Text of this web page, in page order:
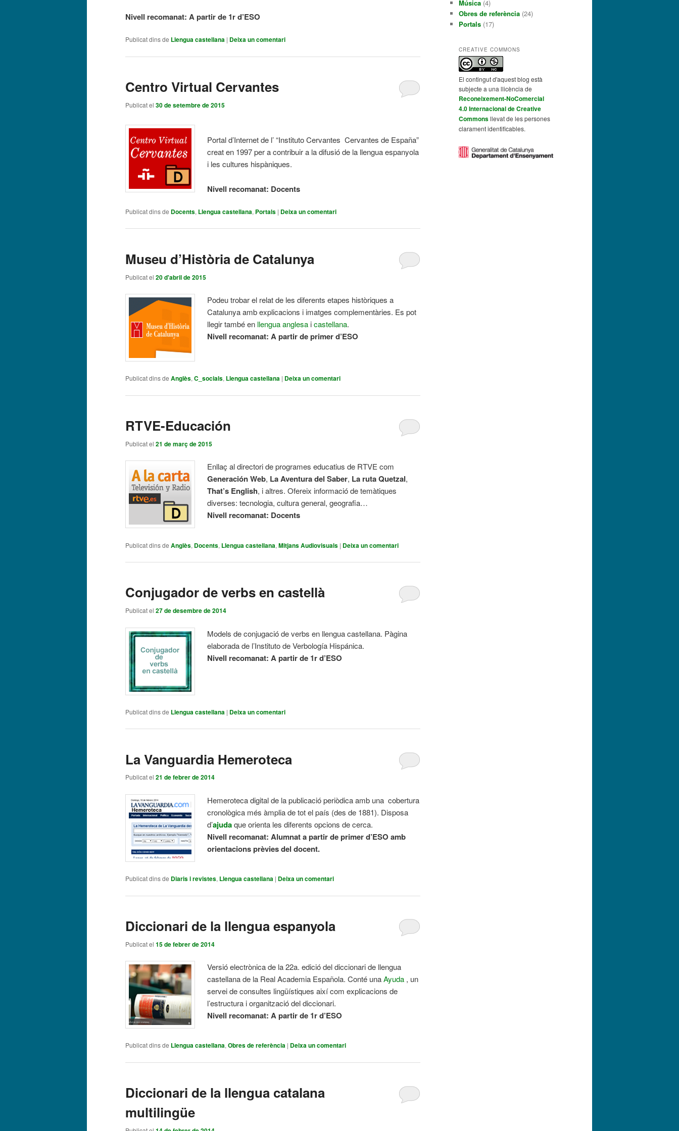
Nivell recomanat: A partir de 1r d’ESO
Publicat dins de Llengua castellana | Deixa un comentari
Centro Virtual Cervantes
Publicat el 30 de setembre de 2015
Portal d’Internet de l’ “Instituto Cervantes Cervantes de España”
creat en 1997 per a contribuir a la difusió de la llengua espanyola
i les cultures hispàniques.
Nivell recomanat: Docents
Publicat dins de Docents, Llengua castellana, Portals | Deixa un comentari
Museu d’Història de Catalunya
Publicat el 20 d'abril de 2015
Podeu trobar el relat de les diferents etapes històriques a
Catalunya amb explicacions i imatges complementàries. Es pot
llegir també en llengua anglesa icastellana.
Nivell recomanat:A partir de primer d’ESO
Publicat dins de Anglès, C_socials, Llengua castellana | Deixa un comentari
RTVE-Educación
Publicat el 21 de març de 2015
Enllaç al directori de programes educatius de RTVE com
Generación Web, La Aventura del Saber, La ruta Quetzal,
That’s English, i altres. Ofereix informació de temàtiques
diverses: tecnologia, cultura general, geografia…
Nivell recomanat: Docents
Publicat dins de Anglès, Docents, Llengua castellana, Mitjans Audiovisuals | Deixa un comentari
Conjugador de verbs en castellà
Publicat el 27 de desembre de 2014
Models de conjugació de verbs en llengua castellana. Pàgina
elaborada de l’Instituto de Verbología Hispánica.
Nivell recomanat:A partir de 1r d’ESO
Publicat dins de Llengua castellana | Deixa un comentari
La Vanguardia Hemeroteca
Publicat el 21 de febrer de 2014
Hemeroteca digital de la publicació periòdica amb una cobertura
cronològica més àmplia de tot el país (des de 1881). Disposa
d’ajudaque orienta les diferents opcions de cerca.
Nivell recomanat:Alumnat a partir de primer d’ESO amb
orientacions prèvies del docent.
Publicat dins de Diaris i revistes, Llengua castellana | Deixa un comentari
Diccionari de la llengua espanyola
Publicat el 15 de febrer de 2014
Versió electrònica de la 22a. edició del diccionari de llengua
castellana de la Real Academia Española. Conté unaAyuda , un
servei de consultes lingüístiques així com explicacions de
l’estructura i organització del diccionari.
Nivell recomanat:A partir de 1r d’ESO
Publicat dins de Llengua castellana,Obres de referència | Deixa un comentari
Diccionari de la llengua catalana
multilingüe
Música (4)
Obres de referència (24)
Portals (17)
CREATIVE COMMONS
El contingut d'aquest blog està
subjecte a una llicència de
Reconeixement-NoComercial
4.0 Internacional de Creative
Commonsllevat de les persones
clarament identificables.